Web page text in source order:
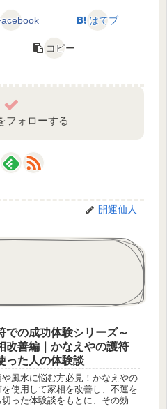
はてブ
コピー
フォローする
開運仙人
での成功体験シリーズ～
改善編｜かなえやの護符
った人の体験談
や風水に悩む方必見！かなえやの
を使用して家相を改善し、不運を
切った体験談をもとに、その効果